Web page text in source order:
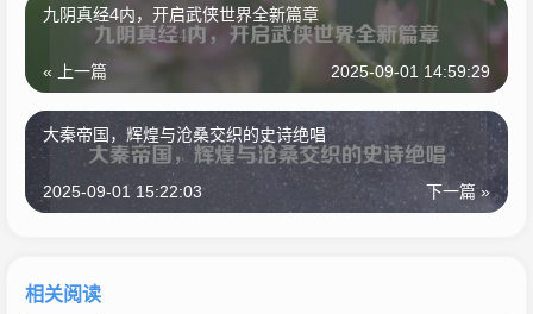
九阴真经4内，开启武侠世界全新篇章
« 上一篇 2025-09-01 14:59:29
大秦帝国，辉煌与沧桑交织的史诗绝唱
下一篇 »
2025-09-01 15:22:03
相关阅读